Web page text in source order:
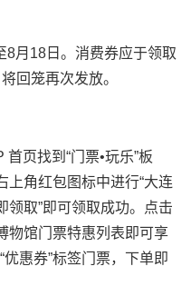
8月18日。消费券应于领取
回笼再次发放。
页找到“门票•玩乐”板
上角红包图标中进行“大连
领取”即可领取成功。点击
物馆门票特惠列表即可享
惠券”标签门票，下单即